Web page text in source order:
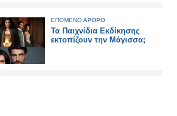
ΕΠΟΜΕΝΟ ΑΡΘΡΟ
Τα Παιχνίδια Εκδίκησης
εκτοπίζουν την Μάγισσα;